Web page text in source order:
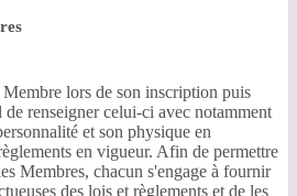
lors de son inscription puis
renseigner celui-ci avec notamment
et son physique en
en vigueur. Afin de permettre
Membres, chacun s'engage à fournir
des lois et règlements et de les